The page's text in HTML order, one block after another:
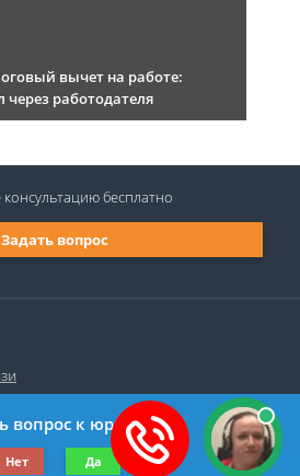
вычет на работе:
работодателя
защищены.
Задать вопрос
консультациюбесплатно
вопрос к юристу?
Нет Да